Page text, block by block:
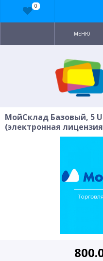
МЕНЮ
МойСклад Базовый, 5
(электронная
0